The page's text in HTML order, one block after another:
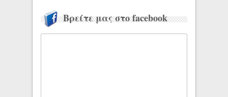
Βρείτε μας στο facebook